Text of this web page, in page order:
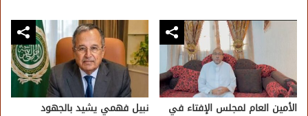
الأمين العام لمجلس الإفتاء في نبيل فهمي يشيد بالجهود